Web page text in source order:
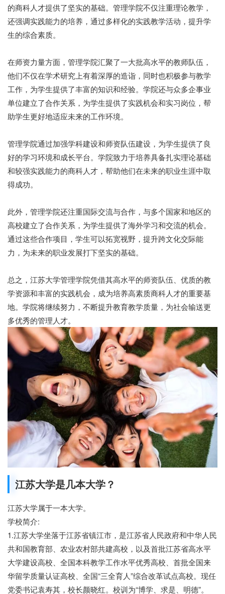
的商科人才提供了坚实的基础。管理学院不仅注重理论教学，
还强调实践能力的培养，通过多样化的实践教学活动，提升学
生的综合素质。
在师资力量方面，管理学院汇聚了一大批高水平的教师队伍，
他们不仅在学术研究上有着深厚的造诣，同时也积极参与教学
工作，为学生提供了丰富的知识和经验。学院还与众多企事业
单位建立了合作关系，为学生提供了实践机会和实习岗位，帮
助学生更好地适应未来的工作环境。
管理学院通过加强学科建设和师资队伍建设，为学生提供了良
好的学习环境和成长平台。学院致力于培养具备扎实理论基础
和较强实践能力的商科人才，帮助他们在未来的职业生涯中取
得成功。
此外，管理学院还注重国际交流与合作，与多个国家和地区的
高校建立了合作关系，为学生提供了海外学习和交流的机会。
通过这些合作项目，学生可以拓宽视野，提升跨文化交际能
力，为未来的职业发展打下坚实的基础。
总之，江苏大学管理学院凭借其高水平的师资队伍、优质的教
学资源和丰富的实践机会，成为培养高素质商科人才的重要基
地。学院将继续努力，不断提升教育教学质量，为社会输送更
多优秀的管理人才。
江苏大学是几本大学？
江苏大学属于一本大学。
学校简介:
1.江苏大学坐落于江苏省镇江市，是江苏省人民政府和中华人民
共和国教育部、农业农村部共建高校，以及首批江苏省高水平
大学建设高校、全国本科教学工作水平优秀高校、首批全国来
华留学质量认证高校、全国“三全育人”综合改革试点高校。现任
党委书记袁寿其，校长颜晓红。校训为“博学、求是、明德”。